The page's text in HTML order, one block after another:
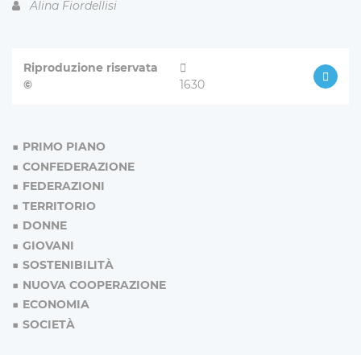
Alina Fiordellisi
Riproduzione riservata
©
1630
PRIMO PIANO
CONFEDERAZIONE
FEDERAZIONI
TERRITORIO
DONNE
GIOVANI
SOSTENIBILITÀ
NUOVA COOPERAZIONE
ECONOMIA
SOCIETÀ